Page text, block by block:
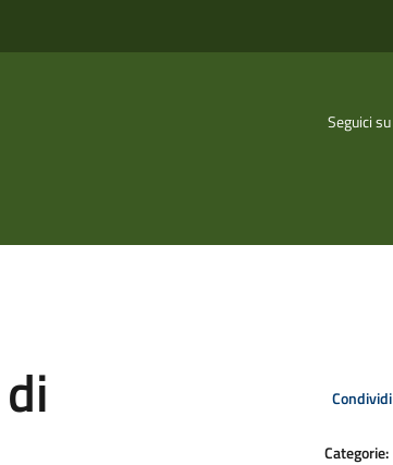
Seguici su
Condividi
Categorie: